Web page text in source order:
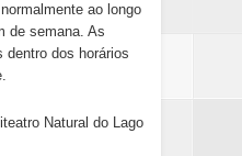
ao longo
de semana. As
dentro dos horários
Natural do Lago